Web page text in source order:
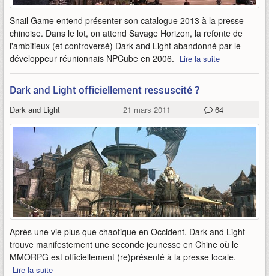
Snail Game entend présenter son catalogue 2013 à la presse
chinoise. Dans le lot, on attend Savage Horizon, la refonte de
l'ambitieux (et controversé) Dark and Light abandonné par le
développeur réunionnais NPCube en 2006. Lire la suite
Dark and Light officiellement ressuscité ?
Dark and Light 21 mars 2011 64
Après une vie plus que chaotique en Occident, Dark and Light
trouve manifestement une seconde jeunesse en Chine où le
MMORPG est officiellement (re)présenté à la presse locale.
Lire la suite